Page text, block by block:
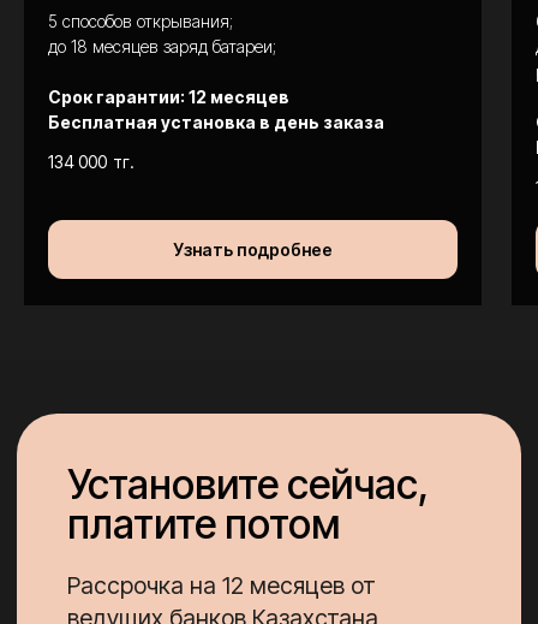
5 способов открывания;
до 18 месяцев заряд батареи;
Срок гарантии: 12 месяцев
Бесплатная установка в день заказа
134 000 тг.
Узнать подробнее
Ответы на
частые вопросы